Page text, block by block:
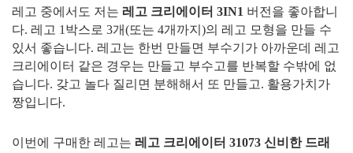
레고 중에서도 저는 레고 크리에이터 3IN1 버전을 좋아합니
다. 레고 1박스로 3개(또는 4개까지)의 레고 모형을 만들 수
있서 좋습니다. 레고는 한번 만들면 부수기가 아까운데 레고
크리에이터 같은 경우는 만들고 부수고를 반복할 수밖에 없
습니다. 갖고 놀다 질리면 분해해서 또 만들고. 활용가치가
짱입니다.
이번에 구매한 레고는 레고 크리에이터 31073 신비한 드래